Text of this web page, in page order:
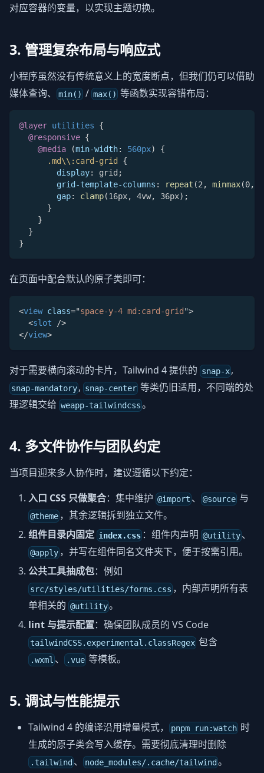
对应容器的变量，以实现主题切换。
3. 管理复杂布局与响应式
小程序虽然没有传统意义上的宽度断点，但我们仍可以借助
媒体查询、
min() /max() 等函数实现容错布局：
@layer utilities
{
@responsive {
@media
(min-width: 560px)
{
.md\\:card-grid
{
display: grid ;
grid-template-columns : repeat (2 , minmax(0,
gap: clamp(16px, 4vw, 36px) ;
}
}
}
}
在页面中配合默认的原子类即可：
<view class="space-y-4 md:card-grid ">
<slot
/>
</view>
对于需要横向滚动的卡片，Tailwind 4 提供的 snap-x ,
snap-mandatory , snap-center 等类仍旧适用，不同端的处
理逻辑交给 weapp-tailwindcss。
4. 多文件协作与团队约定
当项目迎来多人协作时，建议遵循以下约定：
入口 CSS 只做聚合：集中维护 @import 、@source 与
@theme ，其余逻辑拆到独立文件。
组件目录内固定 index.css ：组件内声明@utility 、
@apply ，并写在组件同名文件夹下，便于按需引用。
公共工具抽成包：例如
src/styles/utilities/forms.css ，内部声明所有表
单相关的 @utility。
lint 与提示配置：确保团队成员的 VS Code
tailwindCSS.experimental.classRegex 包含
.wxml 、 .vue 等模板。
5. 调试与性能提示
Tailwind 4 的编译沿用增量模式， pnpm run:watch 时
生成的原子类会写入缓存。需要彻底清理时删除
.tailwind 、 node_modules/.cache/tailwind。